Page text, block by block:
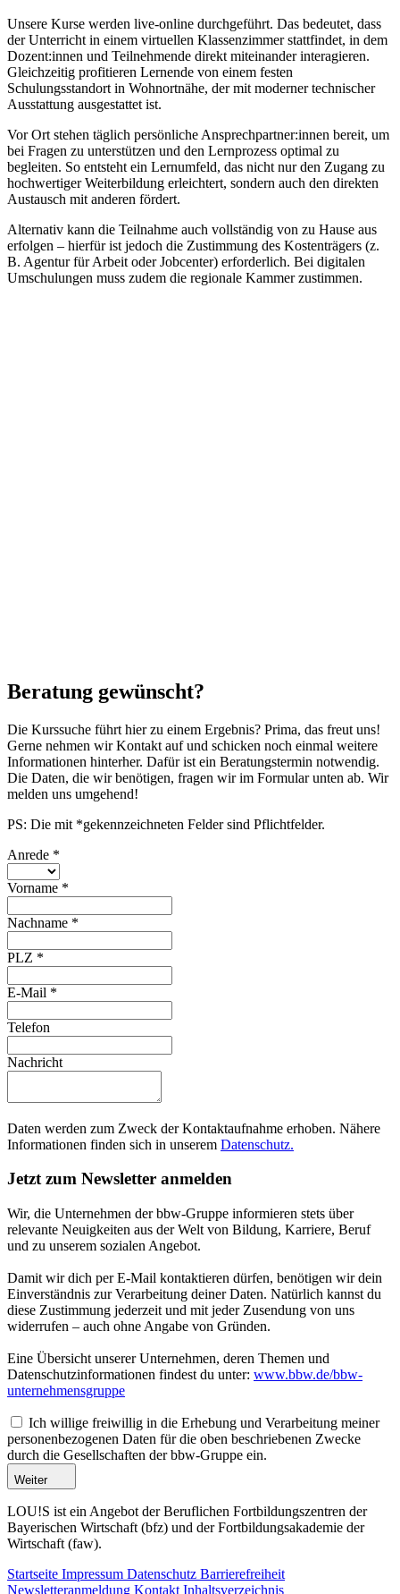
Unsere Kurse werden live-online durchgeführt. Das bedeutet, dass
der Unterricht in einem virtuellen Klassenzimmer stattfindet, in dem
Dozent:innen und Teilnehmende direkt miteinander interagieren.
Gleichzeitig profitieren Lernende von einem festen
Schulungsstandort in Wohnortnähe, der mit moderner technischer
Ausstattung ausgestattet ist.
Vor Ort stehen täglich persönliche Ansprechpartner:innen bereit, um
bei Fragen zu unterstützen und den Lernprozess optimal zu
begleiten. So entsteht ein Lernumfeld, das nicht nur den Zugang zu
hochwertiger Weiterbildung erleichtert, sondern auch den direkten
Austausch mit anderen fördert.
Alternativ kann die Teilnahme auch vollständig von zu Hause aus
erfolgen – hierfür ist jedoch die Zustimmung des Kostenträgers (z.
B. Agentur für Arbeit oder Jobcenter) erforderlich. Bei digitalen
Umschulungen muss zudem die regionale Kammer zustimmen.
Beratung gewünscht?
Die Kurssuche führt hier zu einem Ergebnis? Prima, das freut uns!
Gerne nehmen wir Kontakt auf und schicken noch einmal weitere
Informationen hinterher. Dafür ist ein Beratungstermin notwendig.
Die Daten, die wir benötigen, fragen wir im Formular unten ab. Wir
melden uns umgehend!
PS: Die mit *gekennzeichneten Felder sind Pflichtfelder.
Anrede *
Vorname *
Nachname *
PLZ *
E-Mail *
Telefon
Nachricht
Daten werden zum Zweck der Kontaktaufnahme erhoben. Nähere
Informationen finden sich in unserem Datenschutz.
Jetzt zum Newsletter anmelden
Wir, die Unternehmen der bbw-Gruppe informieren stets über
relevante Neuigkeiten aus der Welt von Bildung, Karriere, Beruf
und zu unserem sozialen Angebot.
Damit wir dich per E-Mail kontaktieren dürfen, benötigen wir dein
Einverständnis zur Verarbeitung deiner Daten. Natürlich kannst du
diese Zustimmung jederzeit und mit jeder Zusendung von uns
widerrufen – auch ohne Angabe von Gründen.
Eine Übersicht unserer Unternehmen, deren Themen und
Datenschutzinformationen findest du unter: www.bbw.de/bbw-
unternehmensgruppe
Ich willige freiwillig in die Erhebung und Verarbeitung meiner
personenbezogenen Daten für die oben beschriebenen Zwecke
durch die Gesellschaften der bbw-Gruppe ein.
Weiter
LOU!S ist ein Angebot der Beruflichen Fortbildungszentren der
Bayerischen Wirtschaft (bfz) und der Fortbildungsakademie der
Wirtschaft (faw).
Startseite Impressum Datenschutz Barrierefreiheit
Newsletteranmeldung Kontakt Inhaltsverzeichnis